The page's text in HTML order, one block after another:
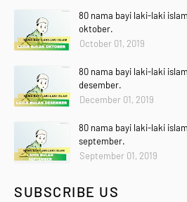
80 nama bayi laki-laki
oktober.
October 01, 2019
80 nama bayi laki-laki
desember.
December 01, 2019
80 nama bayi laki-laki
september.
September 01, 2019
SUBSCRIBE US